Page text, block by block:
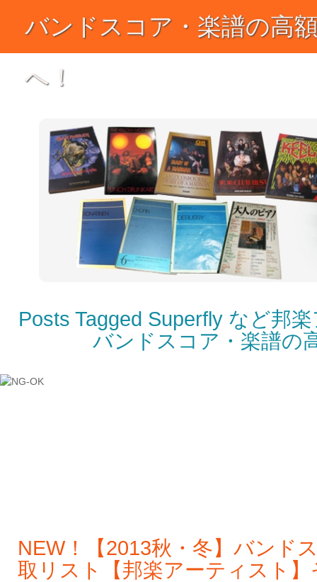
バンドスコア・楽譜の高
へ！
Posts Tagged Superfly など邦
バンドスコア・楽譜の
NEW！【2013秋・冬】バンド
取リスト【邦楽アーティスト】